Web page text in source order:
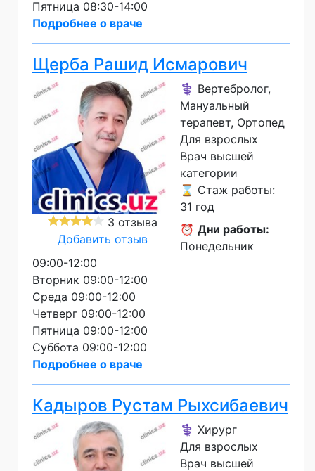
Пятница 08:30-14:00
Подробнее о враче
Щерба Рашид Исмарович
3 отзыва
Добавить отзыв
⚕️ Вертебролог,
Мануальный
терапевт, Ортопед
Для взрослых
Врач высшей
категории
⌛ Стаж работы:
31 год
⏰ Дни работы:
Понедельник
09:00-12:00
Вторник 09:00-12:00
Среда 09:00-12:00
Четверг 09:00-12:00
Пятница 09:00-12:00
Суббота 09:00-12:00
Подробнее о враче
Кадыров Рустам Рыхсибаевич
⚕️ Хирург
Для взрослых
Врач высшей